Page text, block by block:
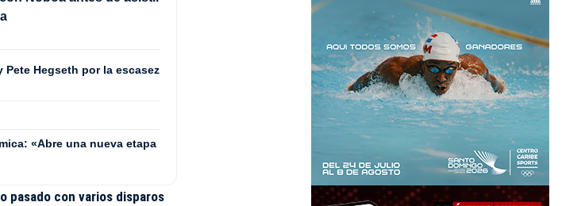
Pete Hegseth por la escasez
«Abre una nueva etapa
pasado con varios disparos